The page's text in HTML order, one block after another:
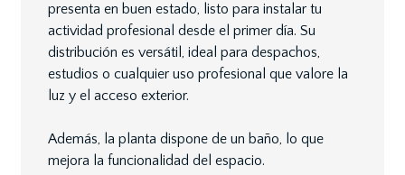
presenta en buen estado, listo para instalar tu
actividad profesional desde el primer día. Su
distribución es versátil, ideal para despachos,
estudios o cualquier uso profesional que valore la
luz y el acceso exterior.
Además, la planta dispone de un baño, lo que
mejora la funcionalidad del espacio.